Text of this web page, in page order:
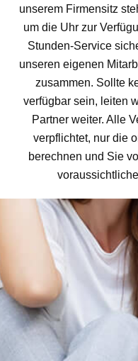
unserem Firmensitz
um die Uhr zur
Stunden-Service
unseren eigenen
zusammen. Sollte
verfügbar sein, leiten
Partner weiter. Alle
verpflichtet, nur die
berechnen und Sie